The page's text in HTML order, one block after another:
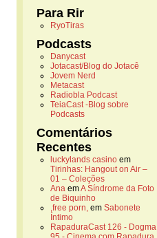
Para Rir
RyoTiras
Podcasts
Danycast
Jotacast/Blog do Jotacê
Jovem Nerd
Metacast
Radiobla Podcast
TeiaCast -Blog sobre
Podcasts
Comentários
Recentes
luckylands casino em
Tirinhas: Hangout on Air –
01 – Coleções
Ana emA Síndrome da Foto
de Biquinho
,free porn, em Sabonete
Íntimo
RapaduraCast 126 - Dogma